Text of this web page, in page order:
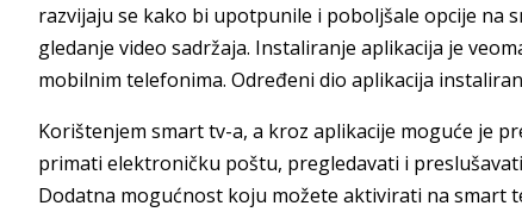
razvijaju se kako bi upotpunile i poboljšale opcije na
gledanje video sadržaja. Instaliranje aplikacija je
mobilnim telefonima. Određeni dio aplikacija
Korištenjem smart tv-a, a kroz aplikacije moguće je
primati elektroničku poštu, pregledavati i
Dodatna mogućnost koju možete aktivirati na smart